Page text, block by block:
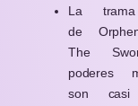
La
de
The
poderes
son casi